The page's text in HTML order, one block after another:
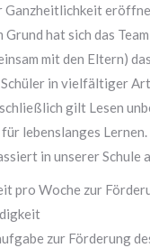
Ganzheitlichkeit
Grund hat sich das
mit den Eltern)
in vielfältiger
gilt Lesen
lebenslanges Lernen.
in unserer Schule
pro Woche zur
zur Förderung